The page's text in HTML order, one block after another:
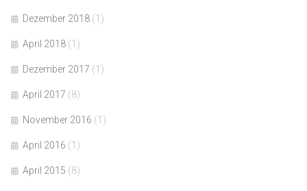
Dezember 2018 (1)
April 2018 (1)
Dezember 2017 (1)
April 2017 (8)
November 2016 (1)
April 2016 (1)
April 2015 (8)